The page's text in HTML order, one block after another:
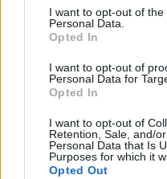
services and may gather
not limited to your visit or
grant or deny consent to
consent section.
I want to opt-out of the
Personal Data.
Opted In
I want to opt-out of
Personal Data for
Opted In
I want to opt-out of
Retention, Sale, and/
Personal Data that Is
Purposes for which it
Opted Out